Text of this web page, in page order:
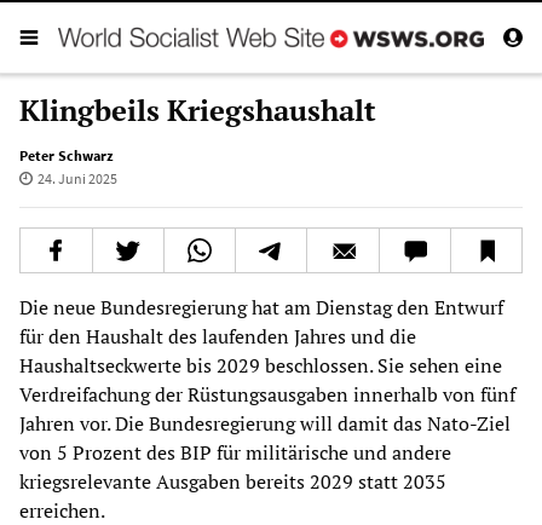
Klingbeils Kriegshaushalt
Peter Schwarz
24. Juni 2025
Die neue Bundesregierung hat am Dienstag den Entwurf
für den Haushalt des laufenden Jahres und die
Haushaltseckwerte bis 2029 beschlossen. Sie sehen eine
Verdreifachung der Rüstungsausgaben innerhalb von fünf
Jahren vor. Die Bundesregierung will damit das Nato-Ziel
von 5 Prozent des BIP für militärische und andere
kriegsrelevante Ausgaben bereits 2029 statt 2035
erreichen.